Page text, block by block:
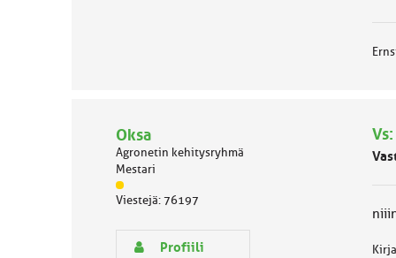
Oksa
Agronetin kehitysryhmä
Mestari
J
ä
Viestejä: 76197
Profiili